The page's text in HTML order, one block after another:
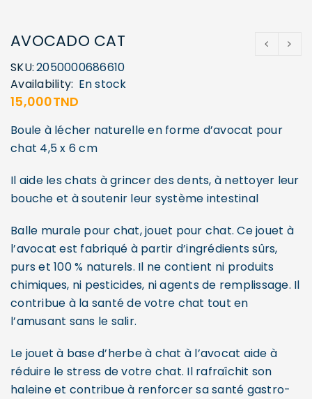
AVOCADO CAT
SKU:2050000686610
Availability: En stock
15,000TND
Boule à lécher naturelle en forme d’avocat pour
chat 4,5 x 6 cm
Il aide les chats à grincer des dents, à nettoyer leur
bouche et à soutenir leur système intestinal
Balle murale pour chat, jouet pour chat. Ce jouet à
l’avocat est fabriqué à partir d’ingrédients sûrs,
purs et 100 % naturels. Il ne contient ni produits
chimiques, ni pesticides, ni agents de remplissage. Il
contribue à la santé de votre chat tout en
l’amusant sans le salir.
Le jouet à base d’herbe à chat à l’avocat aide à
réduire le stress de votre chat. Il rafraîchit son
haleine et contribue à renforcer sa santé gastro-